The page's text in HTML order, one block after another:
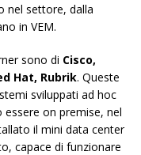
nel settore, dalla
in VEM.
sono di Cisco,
Hat, Rubrik. Queste
sviluppati ad hoc
on premise, nel
il mini data center
capace di funzionare